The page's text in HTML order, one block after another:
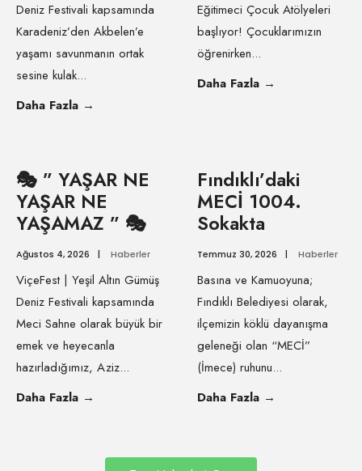
Deniz Festivali kapsamında
Karadeniz’den Akbelen’e
yaşamı savunmanın ortak
sesine kulak...
Daha Fazla →
Eğitimeci Çocuk Atölyeleri
başlıyor! Çocuklarımızın
öğrenirken...
Daha Fazla →
🎭 ” YAŞAR NE
YAŞAR NE
YAŞAMAZ ” 🎭
Ağustos 4, 2026 | Haberler
ViçeFest | Yeşil Altın Gümüş
Deniz Festivali kapsamında
Meci Sahne olarak büyük bir
emek ve heyecanla
hazırladığımız, Aziz...
Daha Fazla →
Fındıklı’daki
MECİ 1004.
Sokakta
Temmuz 30, 2026 | Haberler
Basına ve Kamuoyuna;
Fındıklı Belediyesi olarak,
ilçemizin köklü dayanışma
geleneği olan “MECİ”
(İmece) ruhunu...
Daha Fazla →